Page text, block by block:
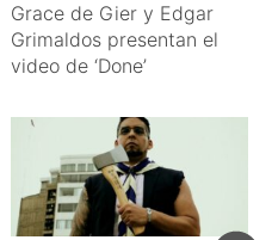
Grace de Gier y Edgar
Grimaldos presentan el
video de ‘Done’